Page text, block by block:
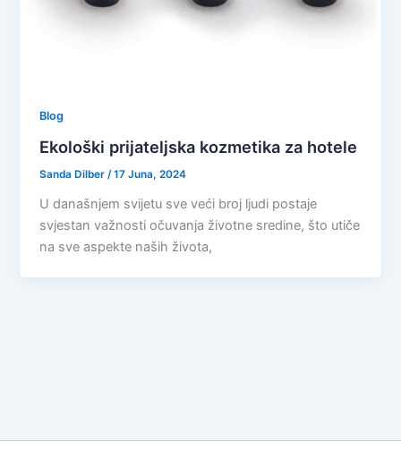
Blog
Ekološki prijateljska kozmetika za hotele
Sanda Dilber/17 Juna, 2024
U današnjem svijetu sve veći broj ljudi postaje
svjestan važnosti očuvanja životne sredine, što utiče
na sve aspekte naših života,